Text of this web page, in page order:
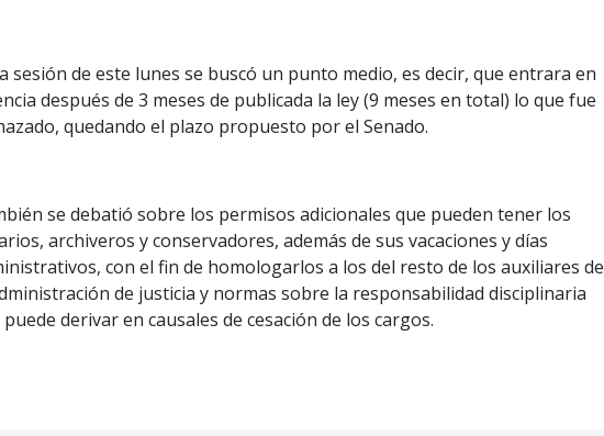
sesión de este lunes se buscó un punto medio, es decir, que entrara en
después de 3 meses de publicada la ley (9 meses en total) lo que fue
quedando el plazo propuesto por el Senado.
se debatió sobre los permisos adicionales que pueden tener los
archiveros y conservadores, además de sus vacaciones y días
con el fin de homologarlos a los del resto de los auxiliares de
de justicia y normas sobre la responsabilidad disciplinaria
derivar en causales de cesación de los cargos.